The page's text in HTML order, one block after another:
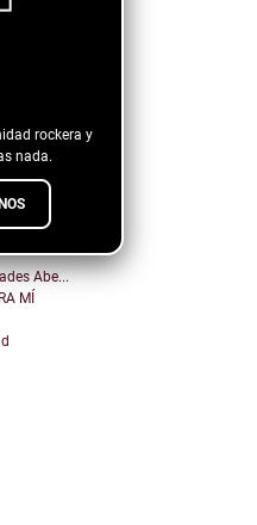
rockera y
nada.
Down
Abe...
MÍ